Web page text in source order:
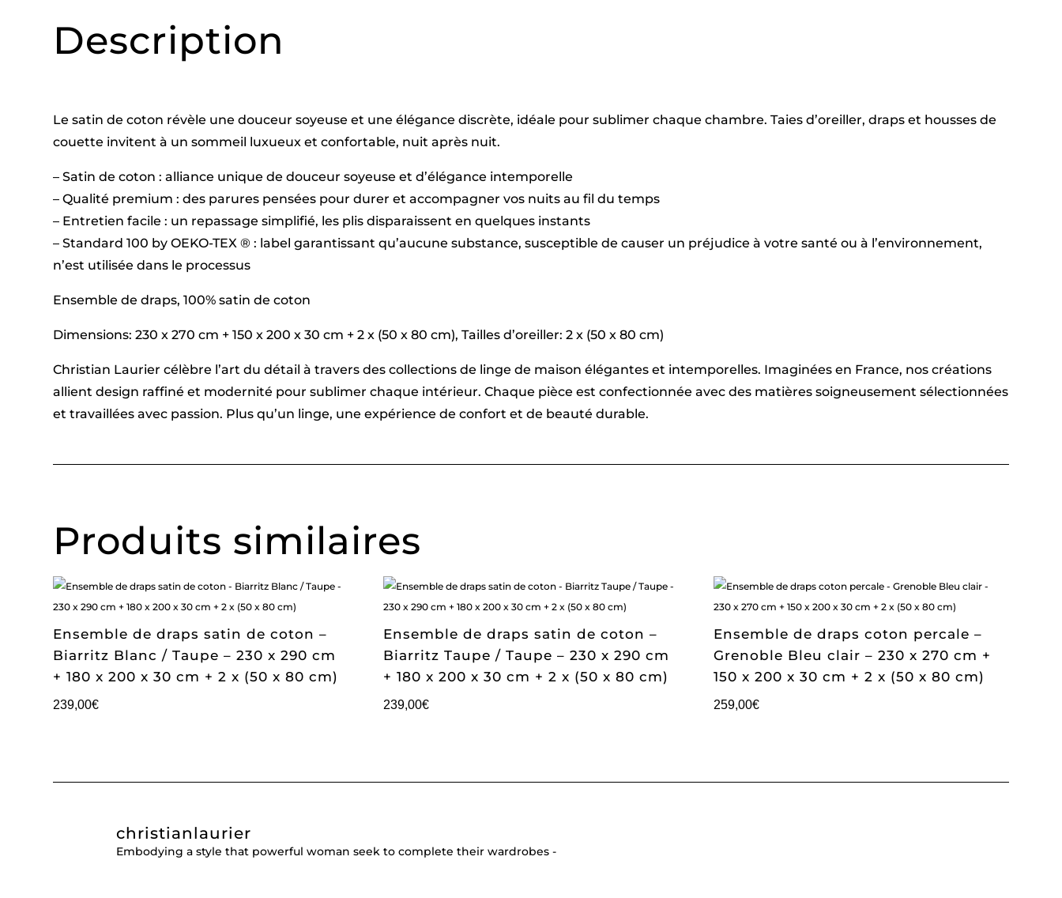
x
150
x
x
30
80
Description
Le satin de coton révèle une douceur soyeuse et une élégance discrète, idéale pour sublimer chaque chambre. Taies d’oreiller, draps et housses de
couette invitent à un sommeil luxueux et confortable, nuit après nuit.
– Satin de coton : alliance unique de douceur soyeuse et d’élégance intemporelle
– Qualité premium : des parures pensées pour durer et accompagner vos nuits au fil du temps
– Entretien facile : un repassage simplifié, les plis disparaissent en quelques instants
– Standard 100 by OEKO-TEX ® : label garantissant qu’aucune substance, susceptible de causer un préjudice à votre santé ou à l’environnement,
n’est utilisée dans le processus
Ensemble de draps, 100% satin de coton
Dimensions: 230 x 270 cm + 150 x 200 x 30 cm + 2 x (50 x 80 cm), Tailles d’oreiller: 2 x (50 x 80 cm)
Christian Laurier célèbre l’art du détail à travers des collections de linge de maison élégantes et intemporelles. Imaginées en France, nos créations
allient design raffiné et modernité pour sublimer chaque intérieur. Chaque pièce est confectionnée avec des matières soigneusement sélectionnées
et travaillées avec passion. Plus qu’un linge, une expérience de confort et de beauté durable.
Produits similaires
Ensemble de draps satin de coton –
Biarritz Blanc / Taupe – 230 x 290 cm
+ 180 x 200 x 30 cm + 2 x (50 x 80 cm)
239,00€
Ensemble de draps satin de coton –
Biarritz Taupe / Taupe – 230 x 290 cm
+ 180 x 200 x 30 cm + 2 x (50 x 80 cm)
239,00€
Ensemble de draps coton percale –
Grenoble Bleu clair – 230 x 270 cm +
150 x 200 x 30 cm + 2 x (50 x 80 cm)
259,00€
christianlaurier
Embodying a style that powerful woman seek to complete their wardrobes -